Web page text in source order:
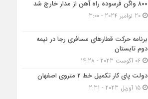
۸۰۰ واگن فرسوده راه آهن از مدار خارج شد
20 نوامبر 2024 - 3:00
برنامه حرکت قطارهای مسافری رجا در نیمه
دوم تابستان
06 آگوست 2023 - 14:28
دولت پای کار تکمیل خط ۲ متروی اصفهان
15 آوریل 2023 - 2:31